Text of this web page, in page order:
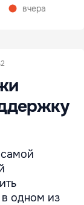
вчера
самой
в одном из